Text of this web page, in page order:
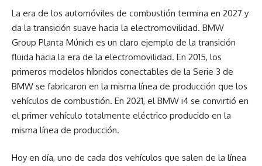
La era de los automóviles de combustión termina en 2027 y
da la transición suave hacia la electromovilidad. BMW
Group Planta Múnich es un claro ejemplo de la transición
fluida hacia la era de la electromovilidad. En 2015, los
primeros modelos híbridos conectables de la Serie 3 de
BMW se fabricaron en la misma línea de producción que los
vehículos de combustión. En 2021, el BMW i4 se convirtió en
el primer vehículo totalmente eléctrico producido en la
misma línea de producción.
Hoy en día, uno de cada dos vehículos que salen de la línea